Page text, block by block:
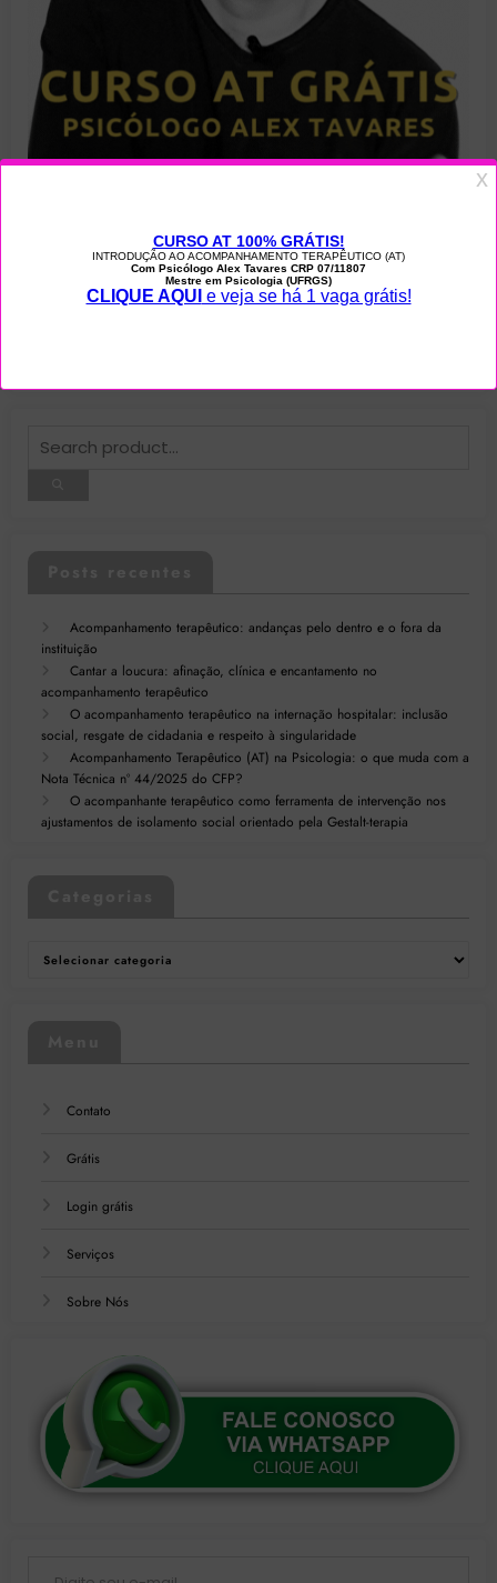
Acompanhamento terapêutico: andanças pelo dentro e o fora da
instituição
Cantar a loucura: afinação, clínica e encantamento no
acompanhamento terapêutico
O acompanhamento terapêutico na internação hospitalar: inclusão
social, resgate de cidadania e respeito à singularidade
Acompanhamento Terapêutico (AT) na Psicologia: o que muda com a
Nota Técnica nº 44/2025 do CFP?
O acompanhante terapêutico como ferramenta de intervenção nos
ajustamentos de isolamento social orientado pela Gestalt-terapia
Contato
Grátis
Login grátis
Serviços
Sobre Nós